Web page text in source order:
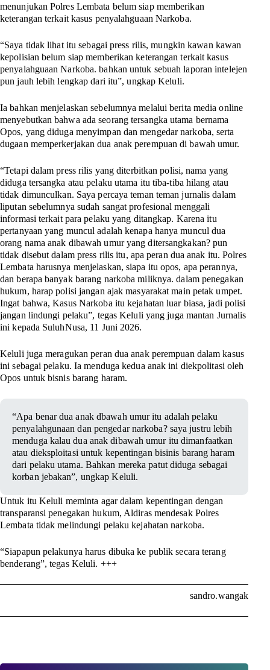
menunjukan Polres Lembata belum siap memberikan
keterangan terkait kasus penyalahguaan Narkoba.
“Saya tidak lihat itu sebagai press rilis, mungkin kawan kawan
kepolisian belum siap memberikan keterangan terkait kasus
penyalahguaan Narkoba. bahkan untuk sebuah laporan intelejen
pun jauh lebih lengkap dari itu”, ungkap Keluli.
Ia bahkan menjelaskan sebelumnya melalui berita media online
menyebutkan bahwa ada seorang tersangka utama bernama
Opos, yang diduga menyimpan dan mengedar narkoba, serta
dugaan memperkerjakan dua anak perempuan di bawah umur.
“Tetapi dalam press rilis yang diterbitkan polisi, nama yang
diduga tersangka atau pelaku utama itu tiba-tiba hilang atau
tidak dimunculkan. Saya percaya teman teman jurnalis dalam
liputan sebelumnya sudah sangat profesional menggali
informasi terkait para pelaku yang ditangkap. Karena itu
pertanyaan yang muncul adalah kenapa hanya muncul dua
orang nama anak dibawah umur yang ditersangkakan? pun
tidak disebut dalam press rilis itu, apa peran dua anak itu. Polres
Lembata harusnya menjelaskan, siapa itu opos, apa perannya,
dan berapa banyak barang narkoba miliknya. dalam penegakan
hukum, harap polisi jangan ajak masyarakat main petak umpet.
Ingat bahwa, Kasus Narkoba itu kejahatan luar biasa, jadi polisi
jangan lindungi pelaku”, tegas Keluli yang juga mantan Jurnalis
ini kepada SuluhNusa, 11 Juni 2026.
Keluli juga meragukan peran dua anak perempuan dalam kasus
ini sebagai pelaku. Ia menduga kedua anak ini diekpolitasi oleh
Opos untuk bisnis barang haram.
“Apa benar dua anak dbawah umur itu adalah pelaku
penyalahgunaan dan pengedar narkoba? saya justru lebih
menduga kalau dua anak dibawah umur itu dimanfaatkan
atau dieksploitasi untuk kepentingan bisinis barang haram
dari pelaku utama. Bahkan mereka patut diduga sebagai
korban jebakan”, ungkap Keluli.
Untuk itu Keluli meminta agar dalam kepentingan dengan
transparansi penegakan hukum, Aldiras mendesak Polres
Lembata tidak melindungi pelaku kejahatan narkoba.
“Siapapun pelakunya harus dibuka ke publik secara terang
benderang”, tegas Keluli. +++
sandro.wangak